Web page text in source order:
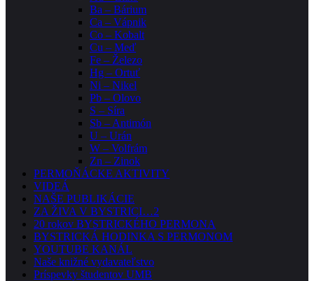
Ba – Bárium
Ca – Vápnik
Co – Kobalt
Cu – Meď
Fe – Železo
Hg – Ortuť
Ni – Nikel
Pb – Olovo
S – Síra
Sb – Antimón
U – Urán
W – Volfrám
Zn – Zinok
PERMOŇÁCKE AKTIVITY
VIDEÁ
NAŠE PUBLIKÁCIE
ZA ŽIVA V BYSTRICI…2
20 rokov BYSTRICKÉHO PERMONA
BYSTRICKÁ HODINKA S PERMONOM
YOUTUBE KANÁL
Naše knižné vydavateľstvo
Príspevky študentov UMB